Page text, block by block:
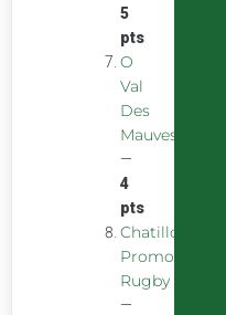
5
pts
O
Val
Des
Mauves
—
4
pts
Chatillon
Promotion
Rugby
—